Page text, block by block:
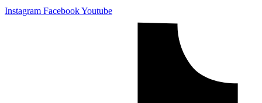
Instagram FacebookYoutube